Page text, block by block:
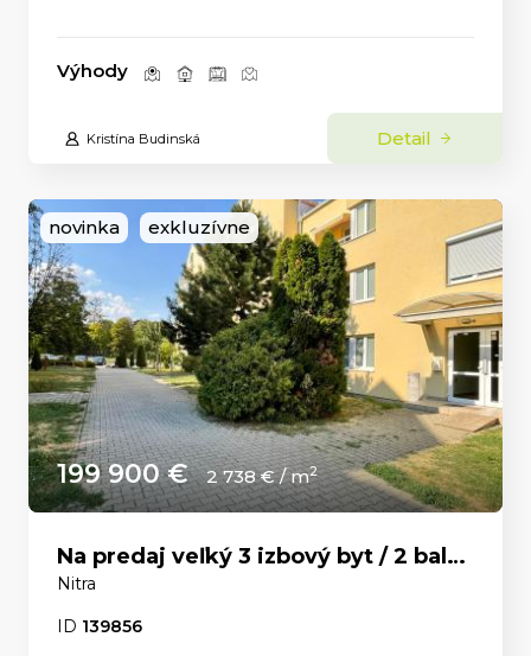
Výhody
Kristína Budinská Detail
novinka exkluzívne
199 900 € 2 738 € / m2
Na predaj veľký 3 izbový byt / 2 balkóny / Čermáň
Nitra
ID 139856